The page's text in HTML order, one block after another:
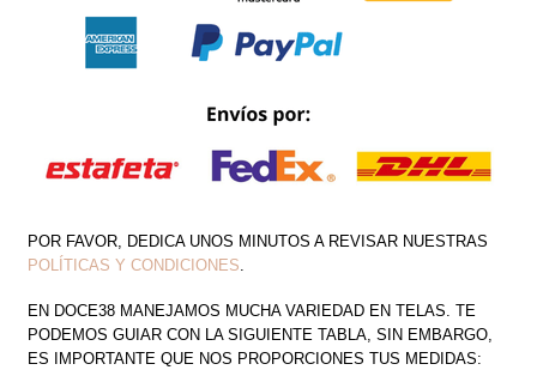
POR FAVOR, DEDICA UNOS MINUTOS A REVISAR NUESTRAS
POLÍTICAS Y CONDICIONES.
EN DOCE38 MANEJAMOS MUCHA VARIEDAD EN TELAS. TE
PODEMOS GUIAR CON LA SIGUIENTE TABLA, SIN EMBARGO,
ES IMPORTANTE QUE NOS PROPORCIONES TUS MEDIDAS: